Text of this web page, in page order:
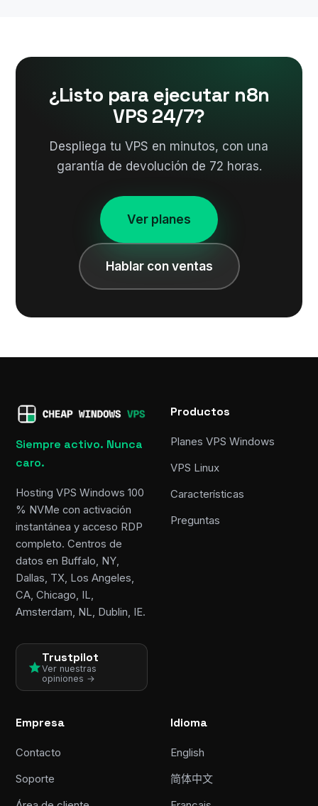
¿Listo para ejecutar n8n
VPS 24/7?
Despliega tu VPS en minutos, con una
garantía de devolución de 72 horas.
Ver planes
Hablar con ventas
Siempre activo. Nunca
caro.
Hosting VPS Windows 100
% NVMe con activación
instantánea y acceso RDP
completo. Centros de
datos en Buffalo, NY,
Dallas, TX, Los Angeles,
CA, Chicago, IL,
Amsterdam, NL, Dublin, IE.
Trustpilot
Ver nuestras
opiniones →
Productos
Planes VPS Windows
VPS Linux
Características
Preguntas
Empresa
Contacto
Soporte
Idioma
English
简体中文